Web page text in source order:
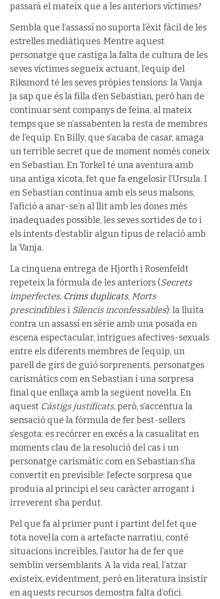
passarà el mateix que a les anteriors víctimes?
Sembla que l’assassí no suporta l’èxit fàcil de les
estrelles mediàtiques. Mentre aquest
personatge que castiga la falta de cultura de les
seves víctimes segueix actuant, l’equip del
Riksmord té les seves pròpies tensions: la Vanja
ja sap que és la filla d’en Sebastian, però han de
continuar sent companys de feina, al mateix
temps que se n’assabenten la resta de membres
de l’equip. En Billy, que s’acaba de casar, amaga
un terrible secret que de moment només coneix
en Sebastian. En Torkel té una aventura amb
una antiga xicota, fet que fa engelosir l’Ursula. I
en Sebastian continua amb els seus malsons,
l’afició a anar-se’n al llit amb les dones més
inadequades possible, les seves sortides de to i
els intents d’establir algun tipus de relació amb
la Vanja.
La cinquena entrega de Hjorth i Rosenfeldt
repeteix la fórmula de les anteriors (Secrets
imperfectes, Crims duplicats, Morts
prescindiblesi Silencis inconfessables): la lluita
contra un assassí en sèrie amb una posada en
escena espectacular, intrigues afectives-sexuals
entre els diferents membres de l’equip, un
parell de girs de guió sorprenents, personatges
carismàtics com en Sebastian i una sorpresa
final que enllaça amb la següent novel·la. En
aquest Càstigs justificats, però, s’accentua la
sensació que la fórmula de fer best-sellers
s’esgota: es recórrer en excés a la casualitat en
moments clau de la resolució del cas i un
personatge carismàtic com en Sebastian s’ha
convertit en previsible: l’efecte sorpresa que
produïa al principi el seu caràcter arrogant i
irreverent s’ha perdut.
Pel que fa al primer punt i partint del fet que
tota novel·la com a artefacte narratiu, conté
situacions increïbles, l’autor ha de fer que
semblin versemblants. A la vida real, l’atzar
existeix, evidentment, però en literatura insistir
en aquests recursos demostra falta d’ofici.